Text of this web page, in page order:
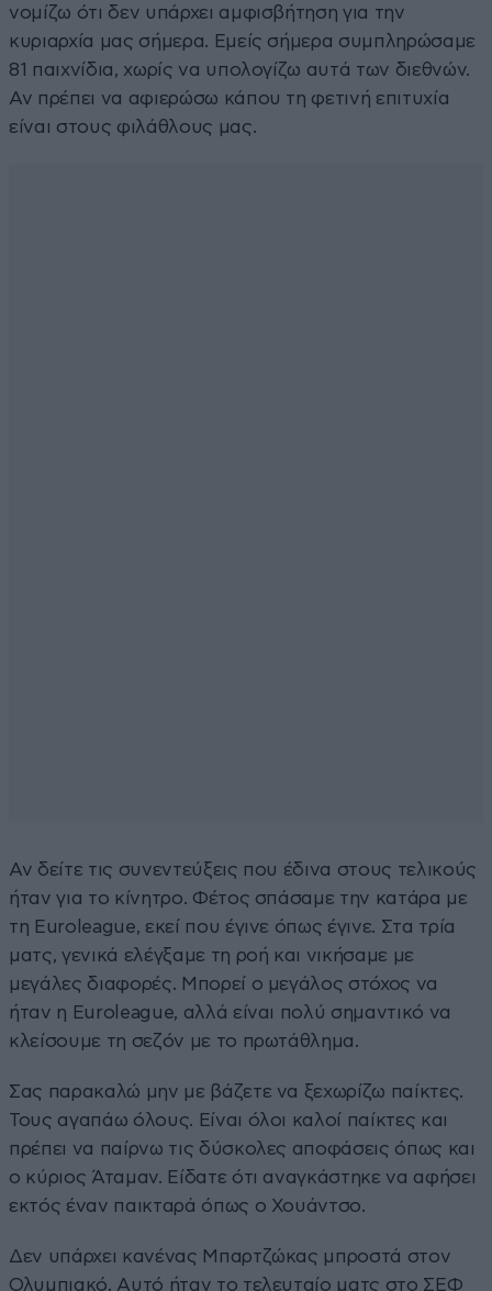
νομίζω ότι δεν υπάρχει αμφισβήτηση για την
κυριαρχία μας σήμερα. Εμείς σήμερα συμπληρώσαμε
81 παιχνίδια, χωρίς να υπολογίζω αυτά των διεθνών.
Αν πρέπει να αφιερώσω κάπου τη φετινή επιτυχία
είναι στους φιλάθλους μας.
Αν δείτε τις συνεντεύξεις που έδινα στους τελικούς
ήταν για το κίνητρο. Φέτος σπάσαμε την κατάρα με
τη Euroleague, εκεί που έγινε όπως έγινε. Στα τρία
ματς, γενικά ελέγξαμε τη ροή και νικήσαμε με
μεγάλες διαφορές. Μπορεί ο μεγάλος στόχος να
ήταν η Euroleague, αλλά είναι πολύ σημαντικό να
κλείσουμε τη σεζόν με το πρωτάθλημα.
Σας παρακαλώ μην με βάζετε να ξεχωρίζω παίκτες.
Τους αγαπάω όλους. Είναι όλοι καλοί παίκτες και
πρέπει να παίρνω τις δύσκολες αποφάσεις όπως και
ο κύριος Άταμαν. Είδατε ότι αναγκάστηκε να αφήσει
εκτός έναν παικταρά όπως ο Χουάντσο.
Δεν υπάρχει κανένας Μπαρτζώκας μπροστά στον
Ολυμπιακό. Αυτό ήταν το τελευταίο ματς στο ΣΕΦ